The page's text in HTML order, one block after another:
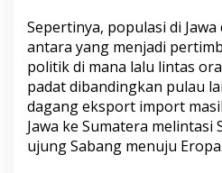
Sepertinya, populasi di
antara yang menjadi
politik di mana lalu lintas
padat dibandingkan pulau
dagang eksport import
Jawa ke Sumatera melintasi
ujung Sabang menuju Eropa.